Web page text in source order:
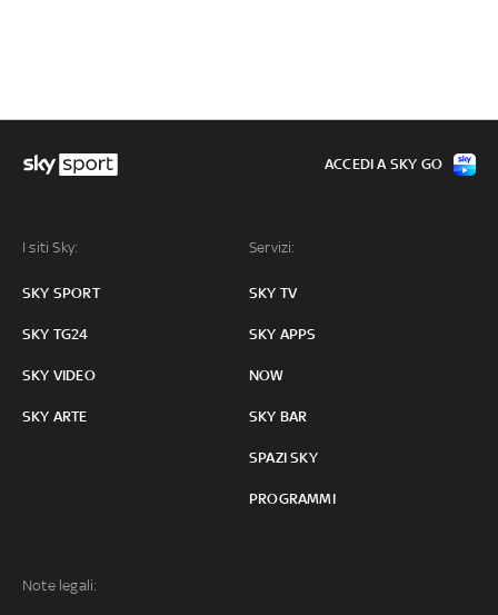
I siti Sky:
SKY SPORT
SKY TG24
SKY VIDEO
SKY ARTE
Servizi:
SKY TV
SKY APPS
NOW
SKY BAR
SPAZI SKY
PROGRAMMI
Note legali:
ACCEDI A SKY GO